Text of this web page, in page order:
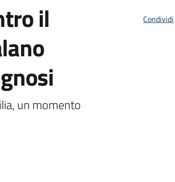
il
un momento
Condividi